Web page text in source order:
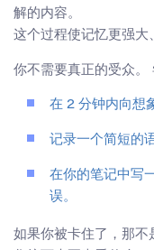
解的内容。
这个过程使记忆更强大
你不需要真正的受众。
在 2 分钟内向想
记录一个简短的
在你的笔记中写
误。
如果你被卡住了，那